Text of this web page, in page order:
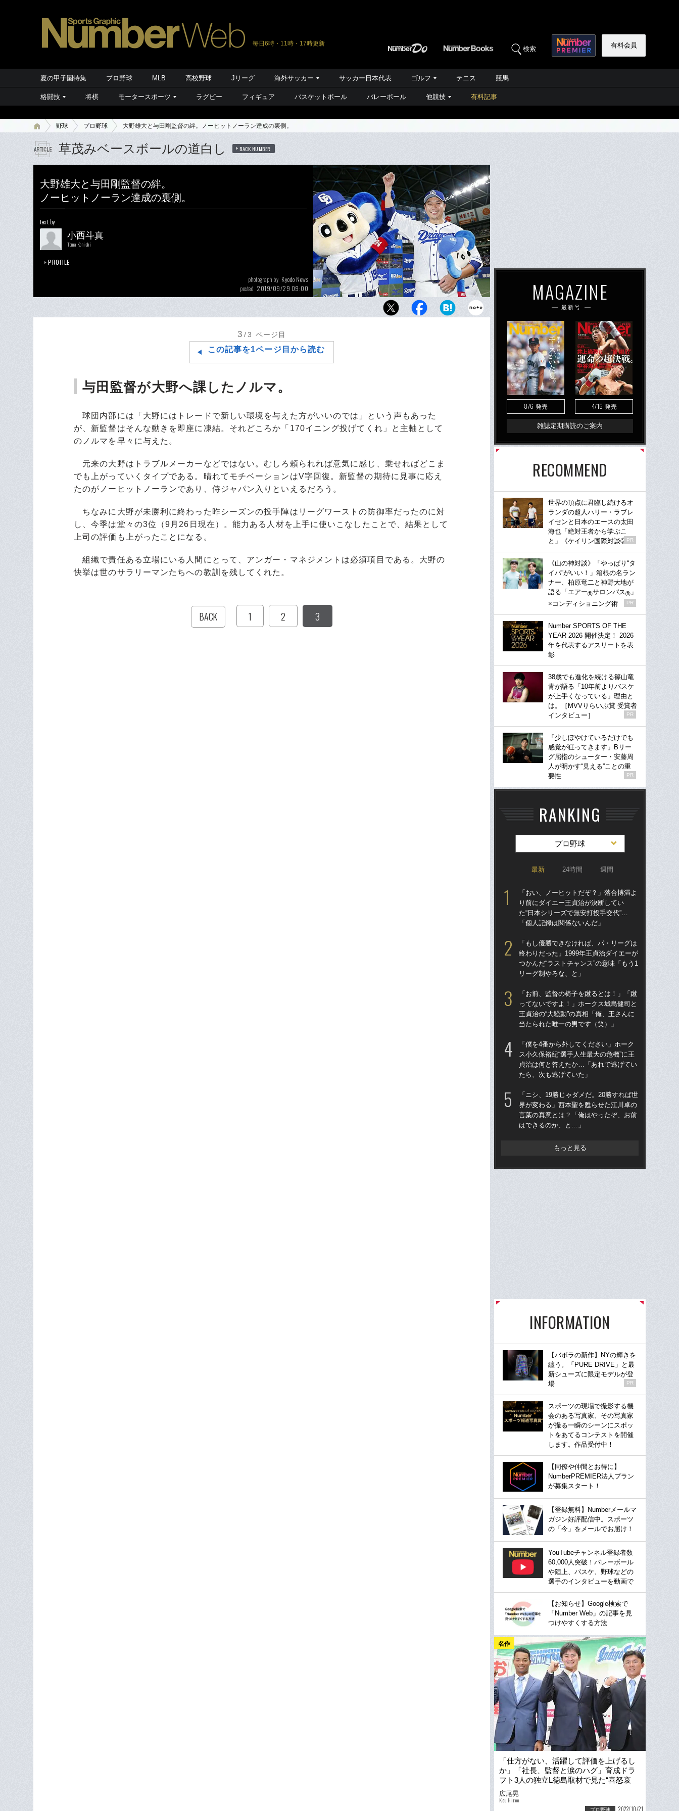
毎日6時・11時・17時更新
検索 有料会員
夏の甲子園特集 プロ野球 MLB 高校野球 Jリーグ 海外サッカー サッカー日本代表 ゴルフ テニス 競馬
格闘技 将棋 モータースポーツ ラグビー フィギュア バスケットボール バレーボール 他競技 有料記事
野球 プロ野球 大野雄大と与田剛監督の絆。ノーヒットノーラン達成の裏側。
草茂みベースボールの道白し BACK NUMBER
大野雄大と与田剛監督の絆。
ノーヒットノーラン達成の裏側。
text by
小西斗真
Toma Konishi
PROFILE
photograph by Kyodo News
posted 2019/09/29 09:00
史上81人目となるノーヒットノーランを達成した大野雄
3 /3 ページ目
この記事を1ページ目から読む
与田監督が大野へ課したノルマ。
球団内部には「大野にはトレードで新しい環境を与えた方がいいのでは」という声もあった
が、新監督はそんな動きを即座に凍結。それどころか「170イニング投げてくれ」と主軸として
のノルマを早々に与えた。
元来の大野はトラブルメーカーなどではない。むしろ頼られれば意気に感じ、乗せればどこま
でも上がっていくタイプである。晴れてモチベーションはV字回復。新監督の期待に見事に応え
たのがノーヒットノーランであり、侍ジャパン入りといえるだろう。
ちなみに大野が未勝利に終わった昨シーズンの投手陣はリーグワーストの防御率だったのに対
し、今季は堂々の3位（9月26日現在）。能力ある人材を上手に使いこなしたことで、結果として
上司の評価も上がったことになる。
組織で責任ある立場にいる人間にとって、アンガー・マネジメントは必須項目である。大野の
快挙は世のサラリーマンたちへの教訓を残してくれた。
BACK 1 2 3
MAGAZINE
最新号
8/6 発売 4/16 発売
雑誌定期購読のご案内
RECOMMEND
世界の頂点に君臨し続けるオ
ランダの超人ハリー・ラブレ
イセンと日本のエースの太田
海也「絶対王者から学ぶこ
と」《ケイリン国際対談②》
PR
《山の神対談》「やっぱり“タ
イパ”がいい！」箱根の名ラン
ナー、柏原竜二と神野大地が
語る「エアー®サロンパス® 」
×コンディショニング術
PR
Number SPORTS OF THE
YEAR 2026 開催決定！ 2026
年を代表するアスリートを表
彰
38歳でも進化を続ける篠山竜
青が語る「10年前よりバスケ
が上手くなっている」理由と
は。［MVVりらいぶ賞 受賞者
インタビュー］
PR
「少しぼやけているだけでも
感覚が狂ってきます」Bリー
グ屈指のシューター・安藤周
人が明かす“見える”ことの重
要性
PR
RANKING
プロ野球
最新 24時間 週間
「おい、ノーヒットだぞ？」落合博満よ
り前にダイエー王貞治が決断してい
た“日本シリーズで無安打投手交代”…
「個人記録は関係ないんだ」
「もし優勝できなければ、パ・リーグは
終わりだった」1999年王貞治ダイエーが
つかんだ“ラストチャンス”の意味「もう1
リーグ制やろな、と」
「お前、監督の椅子を蹴るとは！」「蹴
ってないですよ！」ホークス城島健司と
王貞治の“大騒動”の真相「俺、王さんに
当たられた唯一の男です（笑）」
「僕を4番から外してください」ホーク
ス小久保裕紀“選手人生最大の危機”に王
貞治は何と答えたか…「あれで逃げてい
たら、次も逃げていた」
「ニシ、19勝じゃダメだ。20勝すれば世
界が変わる」西本聖を甦らせた江川卓の
言葉の真意とは？「俺はやったぞ、お前
はできるのか、と…」
もっと見る
INFORMATION
【バボラの新作】NYの輝きを
纏う。「PURE DRIVE」と最
新シューズに限定モデルが登
場
PR
スポーツの現場で撮影する機
会のある写真家、その写真家
が撮る一瞬のシーンにスポッ
トをあてるコンテストを開催
します。作品受付中！
【同僚や仲間とお得に】
NumberPREMIER法人プラン
が募集スタート！
【登録無料】Numberメールマ
ガジン好評配信中。スポーツ
の「今」をメールでお届け！
YouTubeチャンネル登録者数
60,000人突破！バレーボール
や陸上、バスケ、野球などの
選手のインタビューを動画で
【お知らせ】Google検索で
「Number Web」の記事を見
つけやすくする方法
名作
「仕方がない、活躍して評価を上げるし
か」「社長、監督と涙のハグ」育成ドラ
フト3人の独立L徳島取材で見た“喜怒哀
楽”
広尾晃
Kou Hiroo
プロ野球 2022/10/21